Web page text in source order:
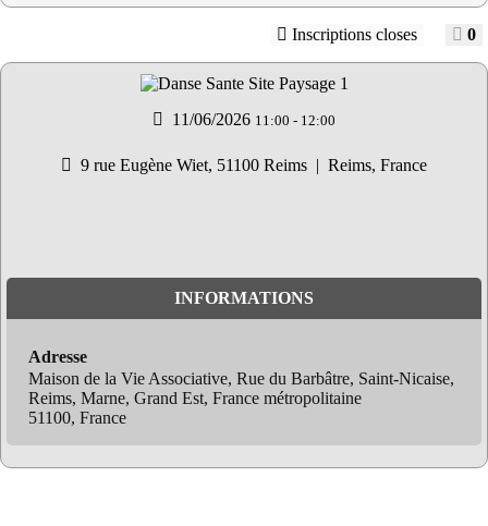
Inscriptions closes 0
11/06/2026 11:00 - 12:00
9 rue Eugène Wiet, 51100 Reims | Reims, France
INFORMATIONS
Adresse
Maison de la Vie Associative, Rue du Barbâtre, Saint-Nicaise,
Reims, Marne, Grand Est, France métropolitaine
51100, France